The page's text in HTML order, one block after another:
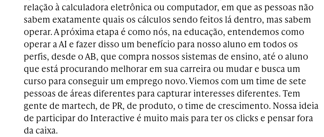
relação à calculadora eletrônica ou computador, em que as pessoas não
sabem exatamente quais os cálculos sendo feitos lá dentro, mas sabem
operar. A próxima etapa é como nós, na educação, entendemos como
operar a AI e fazer disso um benefício para nosso aluno em todos os
perfis, desde o AB, que compra nossos sistemas de ensino, até o aluno
que está procurando melhorar em sua carreira ou mudar e busca um
curso para conseguir um emprego novo. Viemos com um time de sete
pessoas de áreas diferentes para capturar interesses diferentes. Tem
gente de martech, de PR, de produto, o time de crescimento. Nossa ideia
de participar do Interactive é muito mais para ter os clicks e pensar fora
da caixa.